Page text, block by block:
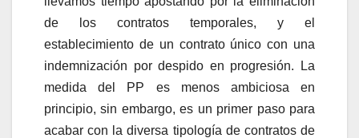
de los contratos temporales, y el
establecimiento de un contrato único con una
indemnización por despido en progresión. La
medida del PP es menos ambiciosa en
principio, sin embargo, es un primer paso para
acabar con la diversa tipología de contratos de